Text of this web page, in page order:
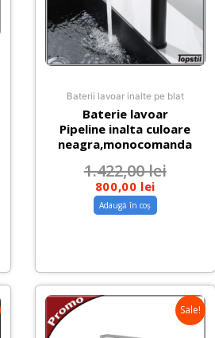
Baterii lavoar inalte pe blat
Baterie lavoar
Pipeline inalta culoare
neagra,monocomanda
1.422,00lei
800,00 lei
Adaugă în coș
Sale!